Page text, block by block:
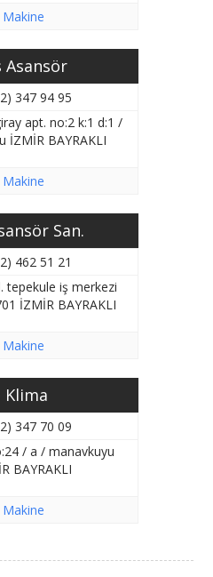
Makine
Asansör
347 94 95
apt. no:2 k:1 d:1 /
İZMİR BAYRAKLI
Makine
San.
462 51 21
tepekule iş merkezi
İZMİR BAYRAKLI
Makine
Klima
347 70 09
/ a / manavkuyu
BAYRAKLI
Makine